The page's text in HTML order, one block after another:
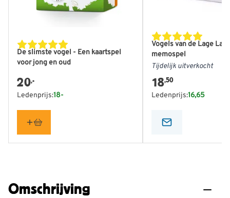
De slimste vogel - Een kaartspel
voor jong en oud
20,-
Ledenprijs:18-
Vogels van de Lage
memospel
Tijdelijk uitverkocht
18,50
Ledenprijs:16,65
Omschrijving